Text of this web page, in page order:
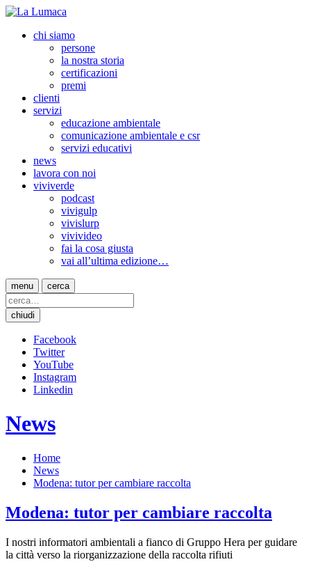
chi siamo
persone
la nostra storia
certificazioni
premi
clienti
servizi
educazione ambientale
comunicazione ambientale e csr
servizi educativi
news
lavora con noi
viviverde
podcast
vivigulp
vivislurp
vivivideo
fai la cosa giusta
vai all’ultima edizione…
menu cerca
chiudi
Facebook
Twitter
YouTube
Instagram
Linkedin
News
Home
News
Modena: tutor per cambiare raccolta
Modena: tutor per cambiare raccolta
I nostri informatori ambientali a fianco di Gruppo Hera per guidare
la città verso la riorganizzazione della raccolta rifiuti